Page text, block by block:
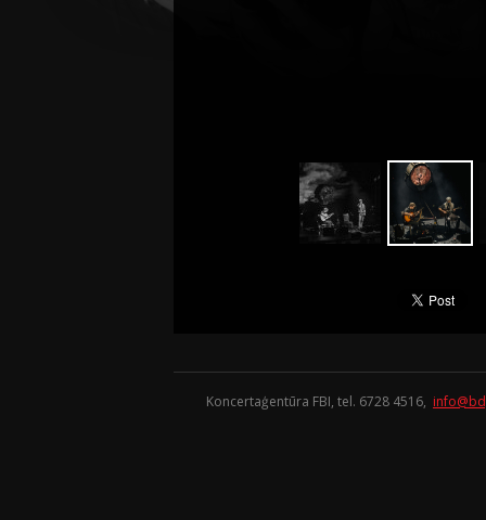
Koncertaģentūra FBI, tel. 6728 4516,